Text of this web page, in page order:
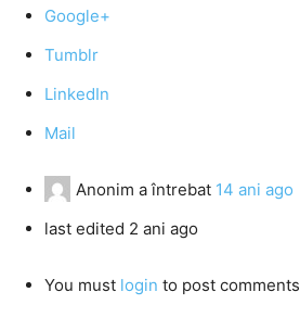
Google+
Tumblr
LinkedIn
Mail
Anonim a întrebat 14 ani ago
last edited 2 ani ago
You must login to post comments